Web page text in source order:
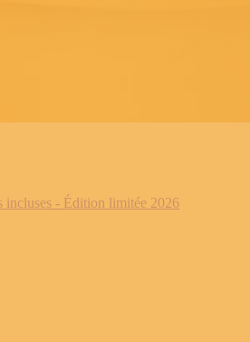
incluses - Édition limitée 2026